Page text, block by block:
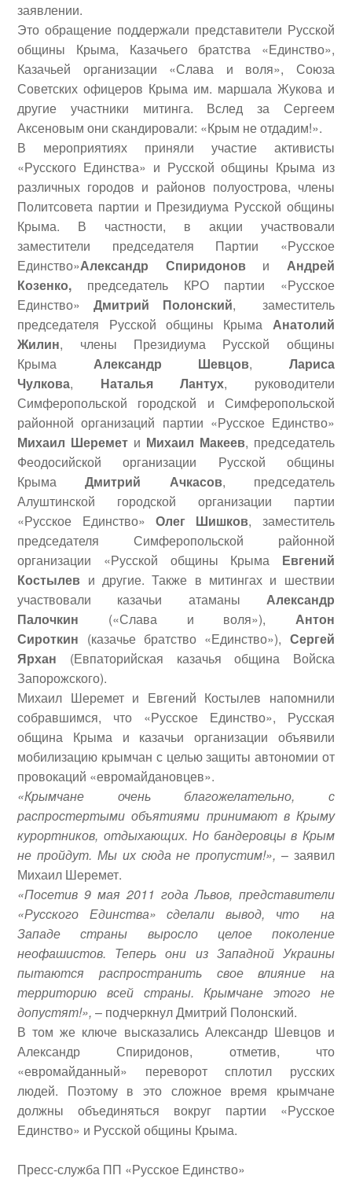
заявлении.
Это обращение поддержали представители Русской
общины Крыма, Казачьего братства «Единство»,
Казачьей организации «Слава и воля», Союза
Советских офицеров Крыма им. маршала Жукова и
другие участники митинга. Вслед за Сергеем
Аксеновым они скандировали: «Крым не отдадим!».
В мероприятиях приняли участие активисты
«Русского Единства» и Русской общины Крыма из
различных городов и районов полуострова, члены
Политсовета партии и Президиума Русской общины
Крыма. В частности, в акции участвовали
заместители председателя Партии «Русское
Единство»Александр Спиридонови Андрей
Козенко, председатель КРО партии «Русское
Единство»Дмитрий Полонский, заместитель
председателя Русской общины Крыма Анатолий
Жилин, члены Президиума Русской общины
Крыма Александр Шевцов, Лариса
Чулкова, Наталья Лантух, руководители
Симферопольской городской и Симферопольской
районной организаций партии «Русское Единство»
Михаил Шеремет и Михаил Макеев, председатель
Феодосийской организации Русской общины
КрымаДмитрий Ачкасов, председатель
Алуштинской городской организации партии
«Русское Единство» Олег Шишков, заместитель
председателя Симферопольской районной
организации «Русской общины Крыма Евгений
Костылев и другие. Также в митингах и шествии
участвовали казачьи атаманы Александр
Палочкин («Слава и воля»), Антон
Сироткин (казачье братство «Единство»), Сергей
Ярхан (Евпаторийская казачья община Войска
Запорожского).
Михаил Шеремет и Евгений Костылев напомнили
собравшимся, что «Русское Единство», Русская
община Крыма и казачьи организации объявили
мобилизацию крымчан с целью защиты автономии от
провокаций «евромайдановцев».
«Крымчане очень благожелательно, с
распростертыми объятиями принимают в Крыму
курортников, отдыхающих. Но бандеровцы в Крым
не пройдут. Мы их сюда не пропустим!», – заявил
Михаил Шеремет.
«Посетив 9 мая 2011 года Львов, представители
«Русского Единства» сделали вывод, что на
Западе страны выросло целое поколение
неофашистов. Теперь они из Западной Украины
пытаются распространить свое влияние на
территорию всей страны. Крымчане этого не
допустят!», – подчеркнул Дмитрий Полонский.
В том же ключе высказались Александр Шевцов и
Александр Спиридонов, отметив, что
«евромайданный» переворот сплотил русских
людей. Поэтому в это сложное время крымчане
должны объединяться вокруг партии «Русское
Единство» и Русской общины Крыма.
Пресс-служба ПП «Русское Единство»